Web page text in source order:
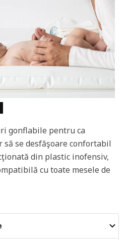
gonflabile pentru ca
să se desfăşoare confortabil
din plastic inofensiv,
cu toate mesele de